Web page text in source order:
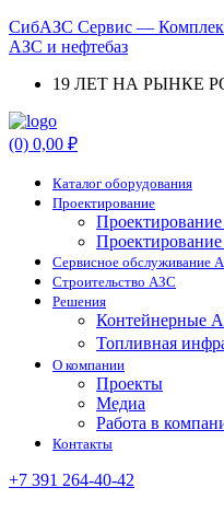
СибАЗС Сервис —
АЗС и нефтебаз
19 ЛЕТ НА РЫНКЕ
Menu
(0) 0,00 ₽
Каталог оборудования
Проектирование
Проектирование
Cервисное обслуживание
Строительство АЗС
Решения
Контейнерные
Топливная
О компании
Проекты
Медиа
Работа в
Контакты
+7 391 264-40-42